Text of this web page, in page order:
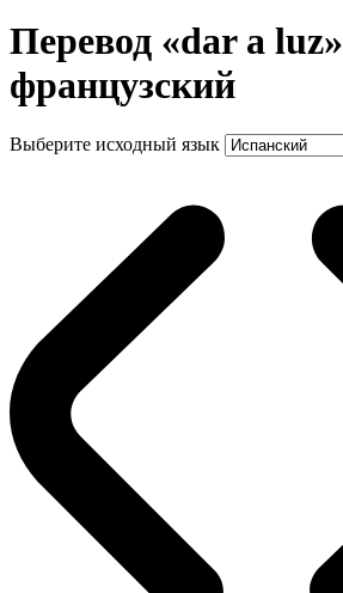
Перевод «dar a
французский
Выберите исходный язык